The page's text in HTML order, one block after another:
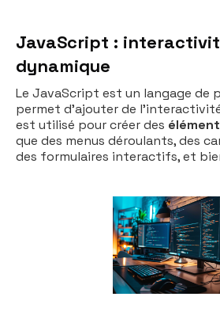
JavaScript :
dynamique
Le JavaScript est un langage de
permet d'ajouter de
est utilisé pour créer des
que des menus déroulants, des
des formulaires interactifs, et